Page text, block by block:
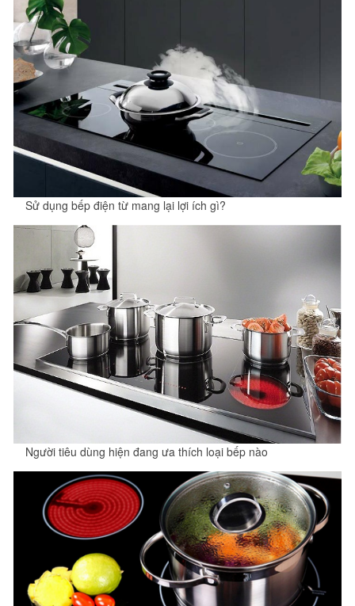
Sử dụng bếp điện từ mang lại lợi ích gì?
Người tiêu dùng hiện đang ưa thích loại bếp nào